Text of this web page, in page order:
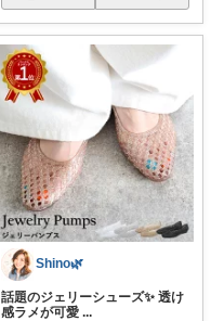
Shino🌿
話題のジェリーシューズ✨ 透け
感ラメが可愛 ...